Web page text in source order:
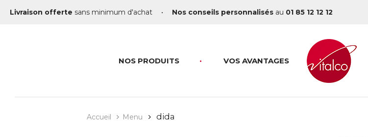
Livraison offerte sans minimum d'achat • Nos conseils personnalisés au 01 85 12 12 12
NOS PRODUITS VOS AVANTAGES
Accueil Menu dida